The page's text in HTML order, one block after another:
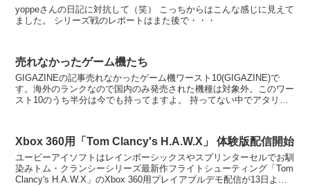
yoppeさんの日記に対抗して（笑） こっちからはこんな感じに見えて
ました。 シリーズ戦のレポートはまた後で・・・
売れなかったゲーム機たち
GIGAZINEの記事売れなかったゲーム機ワースト10(GIGAZINE)で
す。海外のランクなので国内のみ発売された機種は対象外。このワー
スト10のうち半分は今でも持ってますよ。 持ってない中でアタリの
Xbox 360用「Tom Clancy's H.A.W.X」 体験版配信開始
ユービーアイソフトはレインボーシックスやスプリンターセルでお馴
染みトム・クランシーシリーズ最新作フライトシューティング「Tom
Clancy's H.A.W.X」のXbox 360用プレイアブルデモ配信が13日より